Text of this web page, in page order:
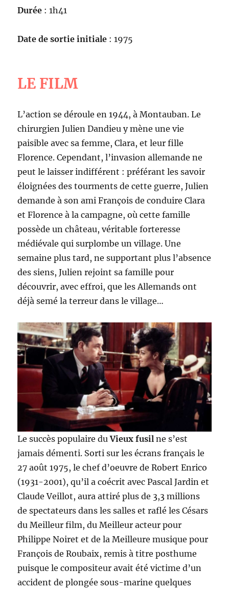
Durée : 1h41
Date de sortie initiale : 1975
LE FILM
L’action se déroule en 1944, à Montauban. Le
chirurgien Julien Dandieu y mène une vie
paisible avec sa femme, Clara, et leur fille
Florence. Cependant, l’invasion allemande ne
peut le laisser indifférent : préférant les savoir
éloignées des tourments de cette guerre, Julien
demande à son ami François de conduire Clara
et Florence à la campagne, où cette famille
possède un château, véritable forteresse
médiévale qui surplombe un village. Une
semaine plus tard, ne supportant plus l’absence
des siens, Julien rejoint sa famille pour
découvrir, avec effroi, que les Allemands ont
déjà semé la terreur dans le village…
Le succès populaire duVieux fusil ne s’est
jamais démenti. Sorti sur les écrans français le
27 août 1975, le chef d’oeuvre de Robert Enrico
(1931-2001), qu’il a coécrit avec Pascal Jardin et
Claude Veillot, aura attiré plus de 3,3 millions
de spectateurs dans les salles et raflé les Césars
du Meilleur film, du Meilleur acteur pour
Philippe Noiret et de la Meilleure musique pour
François de Roubaix, remis à titre posthume
puisque le compositeur avait été victime d’un
accident de plongée sous-marine quelques